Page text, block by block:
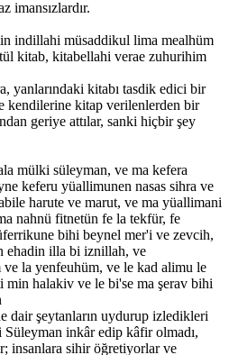
imansızlardır.
indillahi müsaddikul lima mealhüm
kitab, kitabellahi verae zuhurihim
yanlarındaki kitabı tasdik edici bir
kendilerine kitap verilenlerden bir
geriye attılar, sanki hiçbir şey
mülki süleyman, ve ma kefera
keferu yüallimunen nasas sihra ve
harute ve marut, ve ma yüallimani
nahnü fitnetün fe la tekfür, fe
bihi beynel mer'i ve zevcih,
ehadin illa bi iznillah, ve
la yenfeuhüm, ve le kad alimu le
min halakiv ve le bi'se ma şerav bihi
dair şeytanların uydurup izledikleri
inkâr edip kâfir olmadı,
insanlara sihir öğretiyorlar ve